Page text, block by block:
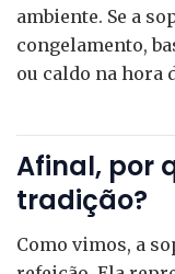
ambiente. Se a
congelamento,
ou caldo na hora
Afinal, por
tradição?
Como vimos, a